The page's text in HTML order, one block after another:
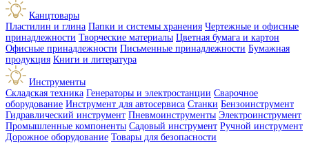
Канцтовары
Пластилин и глина Папки и системы хранения Чертежные и офисные
принадлежности Творческие материалы Цветная бумага и картон
Офисные принадлежности Письменные принадлежности Бумажная
продукция Книги и литература
Инструменты
Складская техника Генераторы и электростанции Сварочное
оборудование Инструмент для автосервиса Станки Бензоинструмент
Гидравлический инструмент Пневмоинструменты Электроинструмент
Промышленные компоненты Садовый инструмент Ручной инструмент
Дорожное оборудование Товары для безопасности